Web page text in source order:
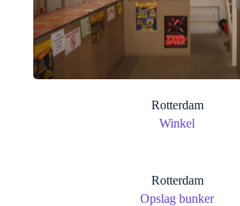
Rotterdam
Winkel
Rotterdam
Opslag bunker